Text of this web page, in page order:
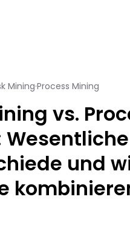
MiningProcess Mining
vs.
Wesentliche
und